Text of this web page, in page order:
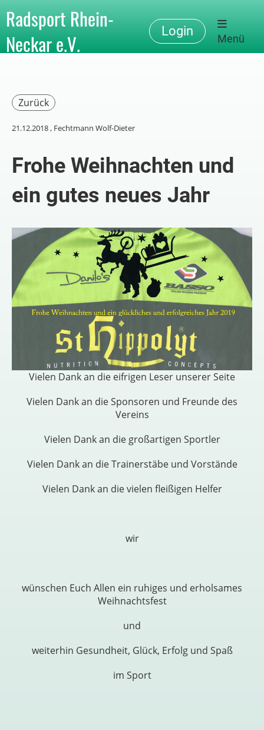
Radsport Rhein-
Neckar e.V.
Login
Menü
Zurück
21.12.2018, Fechtmann Wolf-Dieter
Frohe Weihnachten und
ein gutes neues Jahr
Vielen Dank an die eifrigen Leser unserer Seite
Vielen Dank an die Sponsoren und Freunde des
Vereins
Vielen Dank an die großartigen Sportler
Vielen Dank an die Trainerstäbe und Vorstände
Vielen Dank an die vielen fleißigen Helfer
wir
wünschen Euch Allen ein ruhiges und erholsames
Weihnachtsfest
und
weiterhin Gesundheit, Glück, Erfolg und Spaß
im Sport